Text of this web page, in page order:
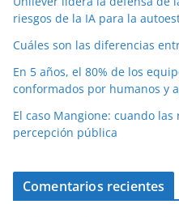
riesgos de la IA para la
Cuáles son las diferencias
En 5 años, el 80% de los
conformados por humanos y
El caso Mangione: cuando
percepción pública
Comentarios recientes